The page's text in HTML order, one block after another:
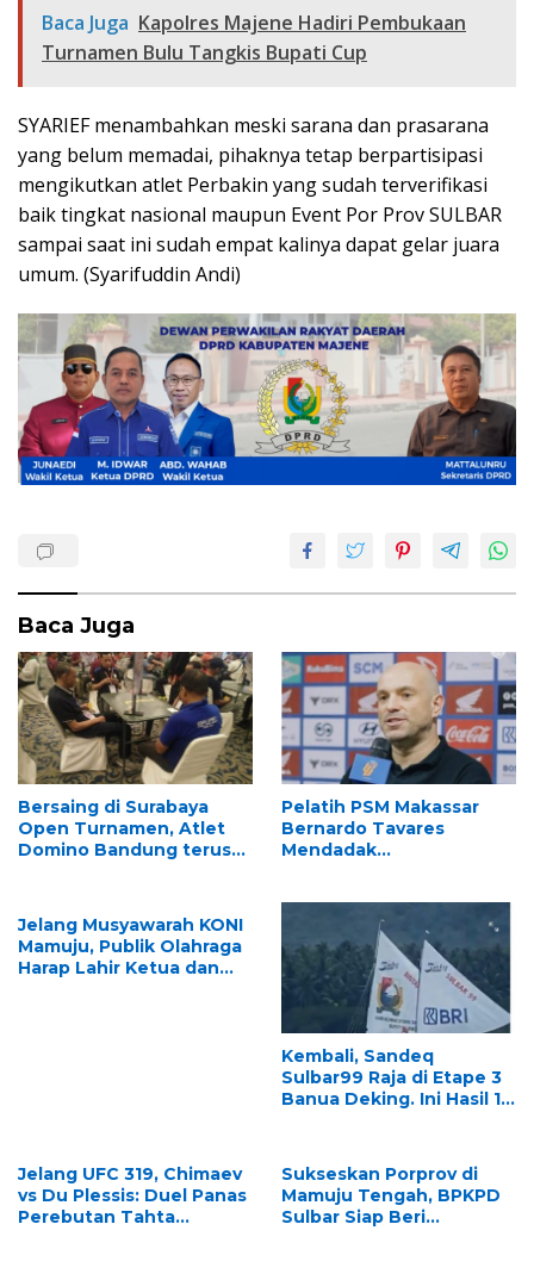
Baca Juga Kapolres Majene Hadiri Pembukaan
Turnamen Bulu Tangkis Bupati Cup
SYARIEF menambahkan meski sarana dan prasarana
yang belum memadai, pihaknya tetap berpartisipasi
mengikutkan atlet Perbakin yang sudah terverifikasi
baik tingkat nasional maupun Event Por Prov SULBAR
sampai saat ini sudah empat kalinya dapat gelar juara
umum. (Syarifuddin Andi)
Baca Juga
Bersaing di Surabaya
Open Turnamen, Atlet
Domino Bandung terus
Pelatih PSM Makassar
Bernardo Tavares
Mendadak
Jelang Musyawarah KONI
Mamuju, Publik Olahraga
Harap Lahir Ketua dan
Kembali, Sandeq
Sulbar99 Raja di Etape 3
Banua Deking. Ini Hasil 10
Jelang UFC 319, Chimaev
vs Du Plessis: Duel Panas
Perebutan Tahta
Sukseskan Porprov di
Mamuju Tengah, BPKPD
Sulbar Siap Beri